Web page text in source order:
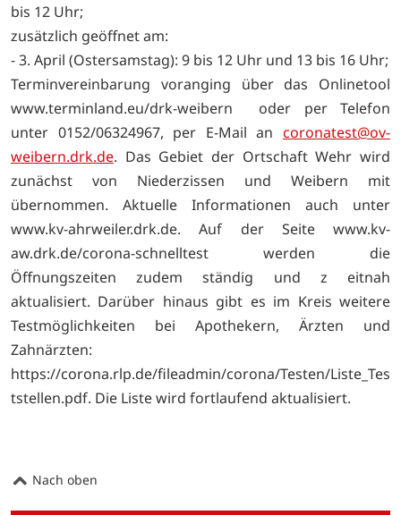
bis 12 Uhr;
zusätzlich geöffnet am:
- 3. April (Ostersamstag): 9 bis 12 Uhr und 13 bis 16 Uhr;
Terminvereinbarung voranging über das Onlinetool
www.terminland.eu/drk-weibern oder per Telefon
unter 0152/06324967, per E-Mail an coronatest@ov-
weibern.drk.de. Das Gebiet der Ortschaft Wehr wird
zunächst von Niederzissen und Weibern mit
übernommen. Aktuelle Informationen auch unter
www.kv-ahrweiler.drk.de. Auf der Seite www.kv-
aw.drk.de/corona-schnelltest werden die
Öffnungszeiten zudem ständig und z eitnah
aktualisiert. Darüber hinaus gibt es im Kreis weitere
Testmöglichkeiten bei Apothekern, Ärzten und
Zahnärzten:
https://corona.rlp.de/fileadmin/corona/Testen/Liste_Tes
tstellen.pdf. Die Liste wird fortlaufend aktualisiert.
Nach oben